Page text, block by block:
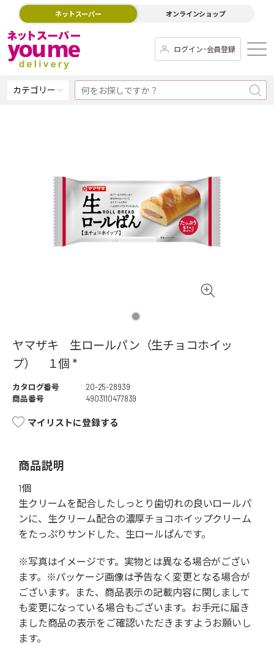
ネットスーパー オンラインショップ
ログイン･会員登録
カテゴリー
ヤマザキ 生ロールパン（生チョコホイッ
プ） １個 *
カタログ番号
20-25-28939
商品番号
4903110477839
マイリストに登録する
商品説明
1個
生クリームを配合したしっとり歯切れの良いロールパ
ンに、生クリーム配合の濃厚チョコホイップクリーム
をたっぷりサンドした、生ロールぱんです。
※写真はイメージです。実物とは異なる場合がござい
ます。※パッケージ画像は予告なく変更となる場合が
ございます。また、商品表示の記載内容に関しまして
も変更になっている場合もございます。お手元に届き
ました商品の表示をご確認いただきますようお願いし
ます。